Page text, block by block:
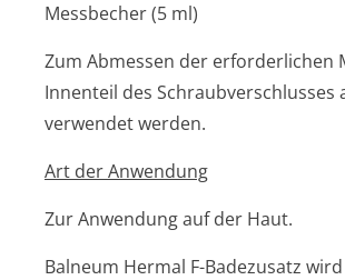
Messbecher (5 ml)
Zum Abmessen der erforderlichen
Innenteil des Schraubverschlusses
verwendet werden.
Art der Anwendung
Zur Anwendung auf der Haut.
Balneum Hermal F-Badezusatz